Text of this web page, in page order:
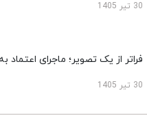
30 تیر 1405
فراتر از یک تصویر؛ ماجرای اعتماد به
30 تیر 1405